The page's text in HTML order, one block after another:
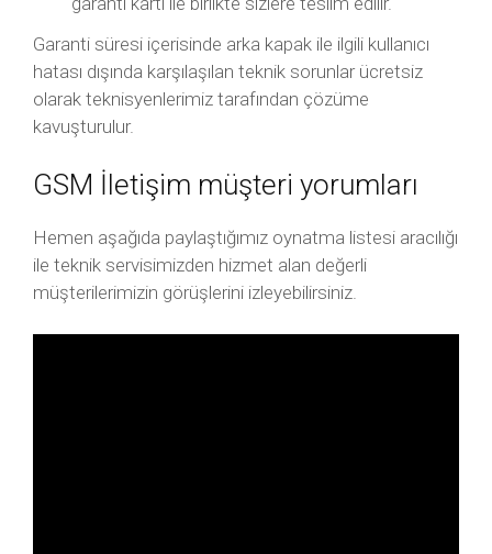
Garanti süresi içerisinde arka kapak ile ilgili kullanıcı
hatası dışında karşılaşılan teknik sorunlar ücretsiz
olarak teknisyenlerimiz tarafından çözüme
kavuşturulur.
GSM İletişim müşteri yorumları
Hemen aşağıda paylaştığımız oynatma listesi aracılığı
ile teknik servisimizden hizmet alan değerli
müşterilerimizin görüşlerini izleyebilirsiniz.